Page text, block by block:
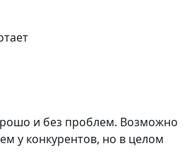
и без проблем. Возможно
у конкурентов, но в целом